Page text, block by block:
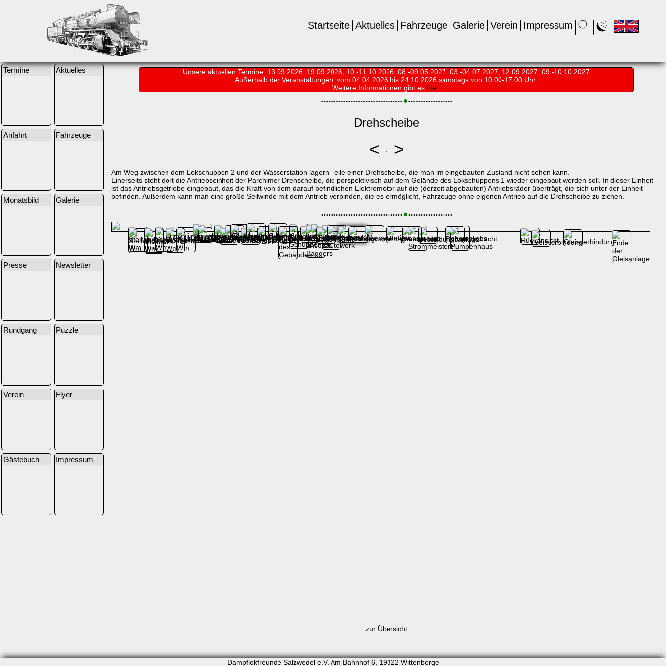
Impressum
Verein
Galerie
Fahrzeuge
Aktuelles
Startseite
Termine Aktuelles
Anfahrt Fahrzeuge
Monatsbild Galerie
Presse Newsletter
Rundgang Puzzle
Verein Flyer
Gästebuch Impressum
Unsere aktuellen Termine: 13.09.2026; 19.09.2026; 10.-11.10.2026; 08.-09.05.2027; 03.-04.07.2027; 12.09.2027; 09.-10.10.2027
Außerhalb der Veranstaltungen:vom 04.04.2026 bis 24.10.2026 samstags von 10:00-17:00 Uhr.
Weitere Informationen gibt es hier.
••••••••••••••••••••••••••••••••• •••••••••••••••••••
Drehscheibe
< >
Am Weg zwischen dem Lokschuppen 2 und der Wasserstation lagern Teile einer Drehscheibe, die man im eingebauten Zustand nicht sehen kann.
Einerseits steht dort die Antriebseinheit der Parchimer Drehscheibe, die perspektivisch auf dem Gelände des Lokschuppens 1 wieder eingebaut werden soll. In dieser Einheit
ist das Antriebsgetriebe eingebaut, das die Kraft von dem darauf befindlichen Elektromotor auf die (derzeit abgebauten) Antriebsräder überträgt, die sich unter der Einheit
befinden. Außerdem kann man eine große Seilwinde mit dem Antrieb verbinden, die es ermöglicht, Fahrzeuge ohne eigenen Antrieb auf die Drehscheibe zu ziehen.
••••••••••••••••••••••••••••••••• •••••••••••••••••••
Beginn des Rundgangs
zur Übersicht
Dampflokfreunde Salzwedel e.V. Am Bahnhof 6, 19322 Wittenberge